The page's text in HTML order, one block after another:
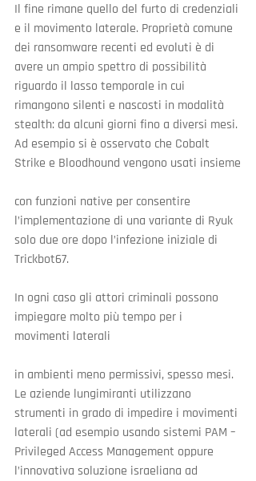
Il fine rimane quello del furto di credenziali
e il movimento laterale. Proprietà comune
dei ransomware recenti ed evoluti è di
avere un ampio spettro di possibilità
riguardo il lasso temporale in cui
rimangono silenti e nascosti in modalità
stealth: da alcuni giorni fino a diversi mesi.
Ad esempio si è osservato che Cobalt
Strike e Bloodhound vengono usati insieme
con funzioni native per consentire
l’implementazione di una variante di Ryuk
solo due ore dopo l’infezione iniziale di
Trickbot67.
In ogni caso gli attori criminali possono
impiegare molto più tempo per i
movimenti laterali
in ambienti meno permissivi, spesso mesi.
Le aziende lungimiranti utilizzano
strumenti in grado di impedire i movimenti
laterali (ad esempio usando sistemi PAM –
Privileged Access Management oppure
l’innovativa soluzione israeliana ad